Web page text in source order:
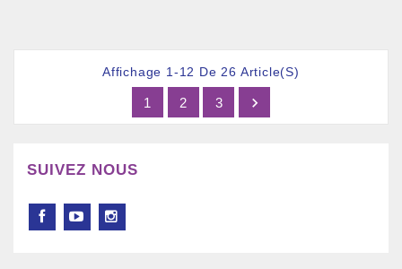
Affichage 1-12 De 26 Article(s)
1 2 3 
SUIVEZ NOUS